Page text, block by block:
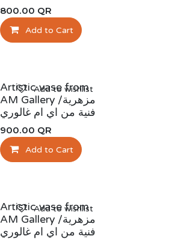
800.00 QR
Add to Cart
Artistic vase from
AM Gallery /مزهرية
فنية من اي ام غالوري
900.00 QR
Add to Cart
Add to wishlist
Artistic vase from
AM Gallery /مزهرية
فنية من اي ام غالوري
Add to wishlist